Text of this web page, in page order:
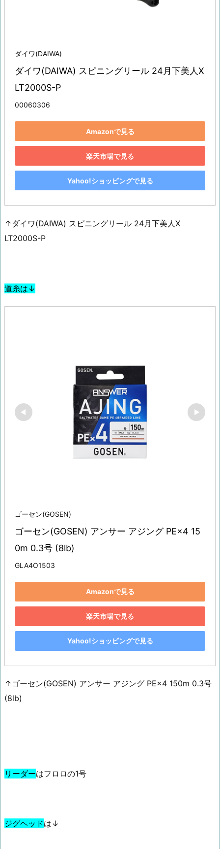
ダイワ(DAIWA)
ダイワ(DAIWA) スピニングリール 24月下美人X
LT2000S-P
00060306
Amazonで見る
楽天市場で見る
Yahoo!ショッピングで見る
↑ダイワ(DAIWA) スピニングリール 24月下美人X
LT2000S-P
道糸は↓
ゴーセン(GOSEN)
ゴーセン(GOSEN) アンサー アジング PE×4 15
0m 0.3号 (8lb)
GLA4O1503
Amazonで見る
楽天市場で見る
Yahoo!ショッピングで見る
↑ゴーセン(GOSEN) アンサー アジング PE×4 150m 0.3号
(8lb)
リーダーはフロロの1号
ジグヘッドは↓